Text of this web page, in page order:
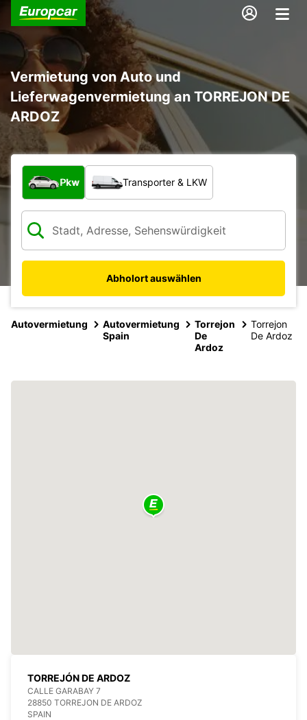
Vermietung von Auto und
Lieferwagenvermietung an TORREJON DE
ARDOZ
Welche Art von Fahrzeug?
Pkw Transporter & LKW
Abholort auswählen
Autovermietung
Autovermietung
Spain
Torrejon
De
Ardoz
Torrejon
De Ardoz
TORREJÓN DE ARDOZ
CALLE GARABAY 7
28850 TORREJON DE ARDOZ
SPAIN